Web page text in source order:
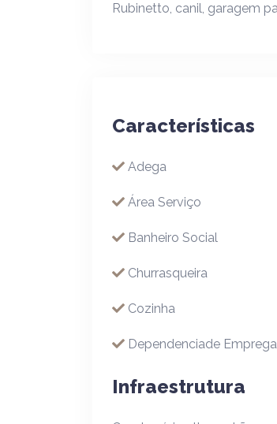
Rubinetto, canil, garagem
Características
Adega
Área Serviço
Banheiro Social
Churrasqueira
Cozinha
Dependenciade
Infraestrutura